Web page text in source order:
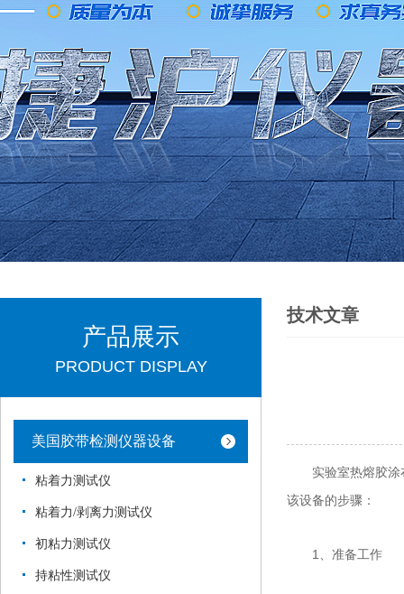
产品展示
PRODUCT DISPLAY
美国胶带检测仪器设备
粘着力测试仪
粘着力/剥离力测试仪
初粘力测试仪
持粘性测试仪
技术文章
实验室热熔胶涂
该设备的步骤：
1、准备工作